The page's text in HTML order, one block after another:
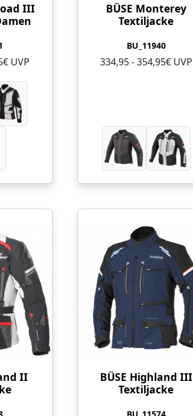
III
UVP
BÜSE Monterey
Textiljacke
BU_11940
334,95 - 354,95€ UVP
II
BÜSE Highland III
Textiljacke